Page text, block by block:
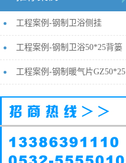
工程案例-钢制卫浴侧挂
工程案例-钢制卫浴50*25背篓
工程案例-钢制暖气片GZ50*25